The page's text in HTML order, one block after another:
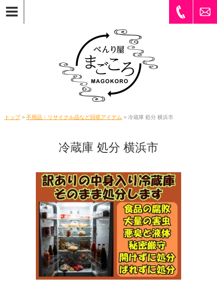
トップ> 不用品・リサイクル品など回収アイテム > 冷蔵庫 処分 横浜市
冷蔵庫 処分 横浜市